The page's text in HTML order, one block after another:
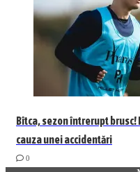
Bîtca, sezon întrerupt
cauza unei accidentări
0